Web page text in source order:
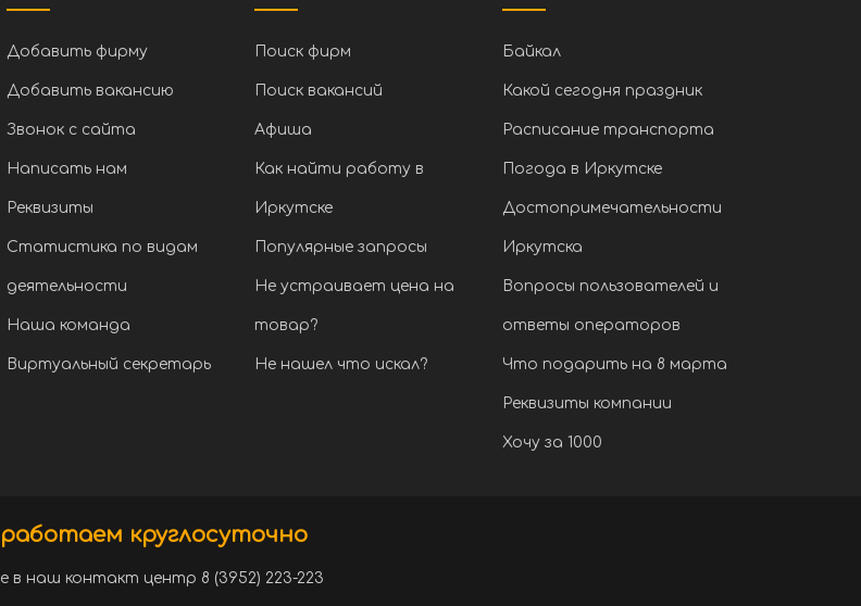
Добавить фирму
Добавить вакансию
Звонок с сайта
Написать нам
Реквизиты
Статистика по видам
деятельности
Наша команда
Виртуальный секретарь
Поиск фирм
Поиск вакансий
Афиша
Как найти работу в
Иркутске
Популярные запросы
Не устраивает цена на
товар?
Не нашел что искал?
Байкал
Какой сегодня праздник
Расписание транспорта
Погода в Иркутске
Достопримечательности
Иркутска
Вопросы пользователей и
ответы операторов
Что подарить на 8 марта
Реквизиты компании
Хочу за 1000
круглосуточно
в наш контакт центр 8 (3952) 223-223